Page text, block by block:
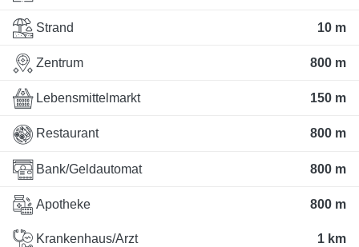
Strand 10 m
Zentrum 800 m
Lebensmittelmarkt 150 m
Restaurant 800 m
Bank/Geldautomat 800 m
Apotheke 800 m
Krankenhaus/Arzt 1 km